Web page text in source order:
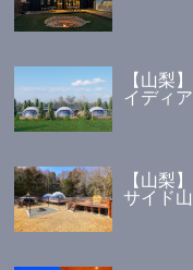
【山梨
イディ
【山梨
サイド